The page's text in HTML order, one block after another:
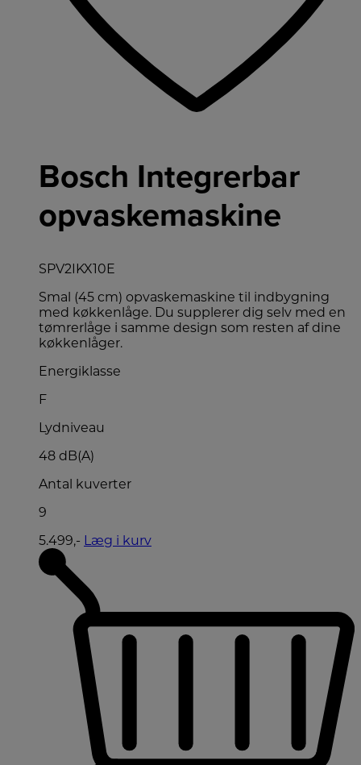
Bosch Integrerbar
opvaskemaskine
SPV2IKX10E
Smal (45 cm) opvaskemaskine til indbygning
med køkkenlåge. Du supplerer dig selv med en
tømrerlåge i samme design som resten af dine
køkkenlåger.
Energiklasse
F
Lydniveau
48 dB(A)
Antal kuverter
9
5.499,- Læg i kurv